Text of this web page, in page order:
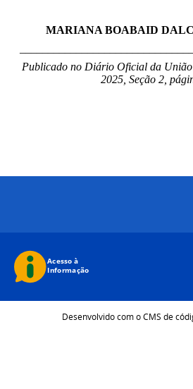
MARIANA BOABAID
Publicado no Diário Oficial da União
2025, Seção 2,
Desenvolvido com o CMS de